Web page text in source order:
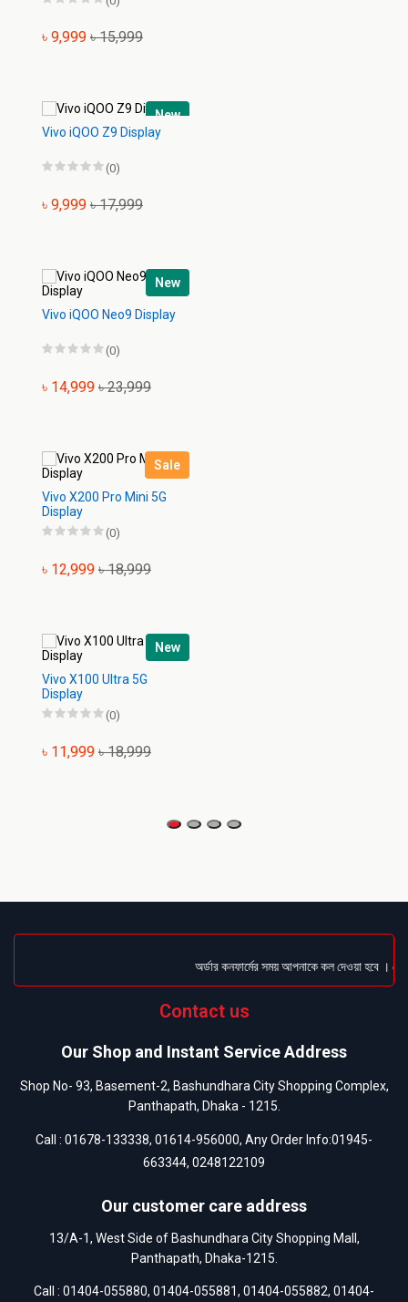
৳ 9,999 ৳ 15,999
New
Vivo iQOO Z9 Display
(0)
৳ 9,999 ৳ 17,999
New
Vivo iQOO Neo9 Display
(0)
৳ 14,999 ৳ 23,999
Sale
Vivo X200 Pro Mini 5G
Display
(0)
৳ 12,999 ৳ 18,999
New
Vivo X100 Ultra 5G
Display
(0)
৳ 11,999 ৳ 18,999
অর্ডার কনফার্মের সময় আপনাকে কল দেওয়া হবে ।
Contact us
Our Shop and Instant Service Address
Shop No- 93, Basement-2, Bashundhara City Shopping Complex,
Panthapath, Dhaka - 1215.
Call : 01678-133338, 01614-956000, Any Order Info:01945-
663344, 0248122109
Our customer care address
13/A-1, West Side of Bashundhara City Shopping Mall,
Panthapath, Dhaka-1215.
Call : 01404-055880, 01404-055881, 01404-055882, 01404-